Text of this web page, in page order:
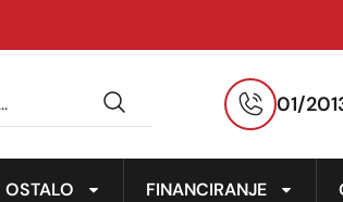
01/
OSTALO FINANCIRANJE